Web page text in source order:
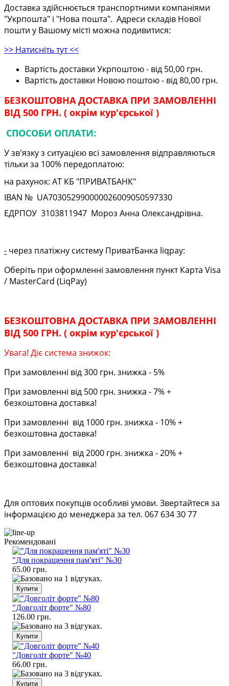
Доставка здійснюється транспортними компаніями
"Укрпошта" і "Нова пошта". Адреси складів Нової
пошти у Вашому місті можна подивитися:
>> Натисніть тут <<
Вартість доставки Укрпоштою - від 50,00 грн.
Вартість доставки Новою поштою - від 80,00 грн.
БЕЗКОШТОВНА ДОСТАВКА ПРИ ЗАМОВЛЕННІ
ВІД 500 ГРН. ( окрім кур'єрської )
СПОСОБИ ОПЛАТИ:
У зв'язку з ситуацією всі замовлення відправляються
тільки за 100% передоплатою:
на рахунок: АТ КБ "ПРИВАТБАНК"
IBAN № UA703052990000026009050597330
ЕДРПОУ 3103811947 Мороз Анна Олександрівна.
- через платіжну систему ПриватБанка liqpay:
Оберіть при оформленні замовлення пункт Карта Visa
/ MasterCard (LiqPay)
БЕЗКОШТОВНА ДОСТАВКА ПРИ ЗАМОВЛЕННІ
ВІД 500 ГРН. ( окрім кур'єрської )
Увага! Діє система знижок:
При замовленні від 300 грн. знижка - 5%
При замовленні від 500 грн. знижка - 7% +
безкоштовна доставка!
При замовленні від 1000 грн. знижка - 10% +
безкоштовна доставка!
При замовленні від 2000 грн. знижка - 20% +
безкоштовна доставка!
Для оптових покупців особливі умови. Звертайтеся за
інформацією до менеджера за тел. 067 634 30 77
Рекомендовані
"Для покращення пам'яті" №30
65.00 грн.
"Довголіт форте" №80
126.00 грн.
"Довголіт форте" №40
66.00 грн.